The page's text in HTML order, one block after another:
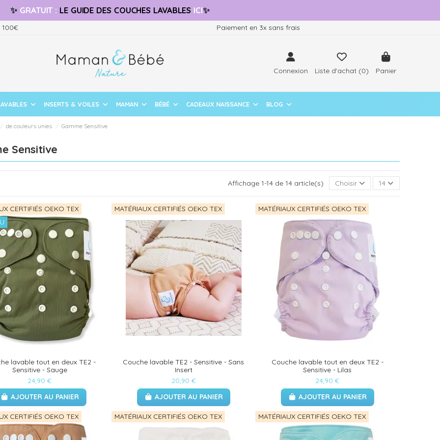
✨ GRATUIT : LE GUIDE DES COUCHES LAVABLES ICI✨
Paiement en 3x sans frais
Connexion Liste d'achat (0) Panier
INSERTS & VOILES MAMAN BÉBÉ CADEAUX NAISSANCE BLOG
de couleurs unies Gamme Sensitive
Sensitive
Affichage 1-14 de 14 article(s) Choisir 14
CERTIFIÉS OEKO TEX
lavable tout en deux TE2 -
Sensitive - Sauge
24,90 €
AJOUTER AU PANIER
MATÉRIAUX CERTIFIÉS OEKO TEX
Couche lavable TE2 - Sensitive - Sans
Insert
20,90 €
AJOUTER AU PANIER
MATÉRIAUX CERTIFIÉS OEKO TEX
Couche lavable tout en deux TE2 -
Sensitive - Lilas
24,90 €
AJOUTER AU PANIER
CERTIFIÉS OEKO TEX MATÉRIAUX CERTIFIÉS OEKO TEX MATÉRIAUX CERTIFIÉS OEKO TEX